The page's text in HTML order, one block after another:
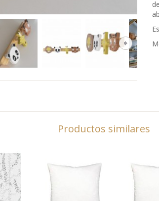
Productos similares